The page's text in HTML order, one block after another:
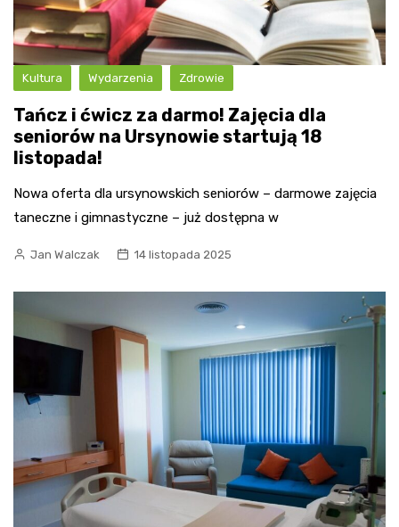
Kultura Wydarzenia Zdrowie
Tańcz i ćwicz za darmo! Zajęcia dla
seniorów na Ursynowie startują 18
listopada!
Nowa oferta dla ursynowskich seniorów – darmowe zajęcia
taneczne i gimnastyczne – już dostępna w
Jan Walczak 14 listopada 2025